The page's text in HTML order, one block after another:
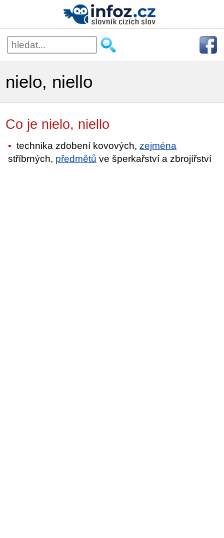
nielo, niello
Co je nielo, niello
technika zdobení kovových,zejména
stříbrných, předmětů ve šperkařství a zbrojířství